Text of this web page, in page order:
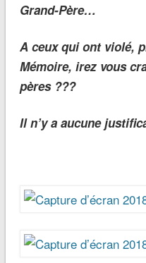
Grand-Père…
A ceux qui ont violé,
Mémoire, irez vous
pères ???
Il n’y a aucune